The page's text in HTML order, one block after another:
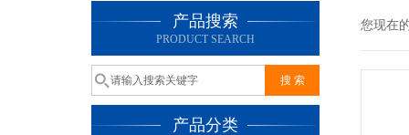
产品搜索
PRODUCT SEARCH
产品分类
您现在